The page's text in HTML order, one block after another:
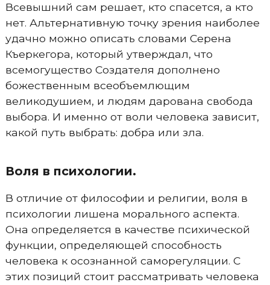
Всевышний сам решает, кто спасется, а кто
нет. Альтернативную точку зрения наиболее
удачно можно описать словами Серена
Къеркегора, который утверждал, что
всемогущество Создателя дополнено
божественным всеобъемлющим
великодушием, и людям дарована свобода
выбора. И именно от воли человека зависит,
какой путь выбрать: добра или зла.
Воля в психологии.
В отличие от философии и религии, воля в
психологии лишена морального аспекта.
Она определяется в качестве психической
функции, определяющей способность
человека к осознанной саморегуляции. С
этих позиций стоит рассматривать человека